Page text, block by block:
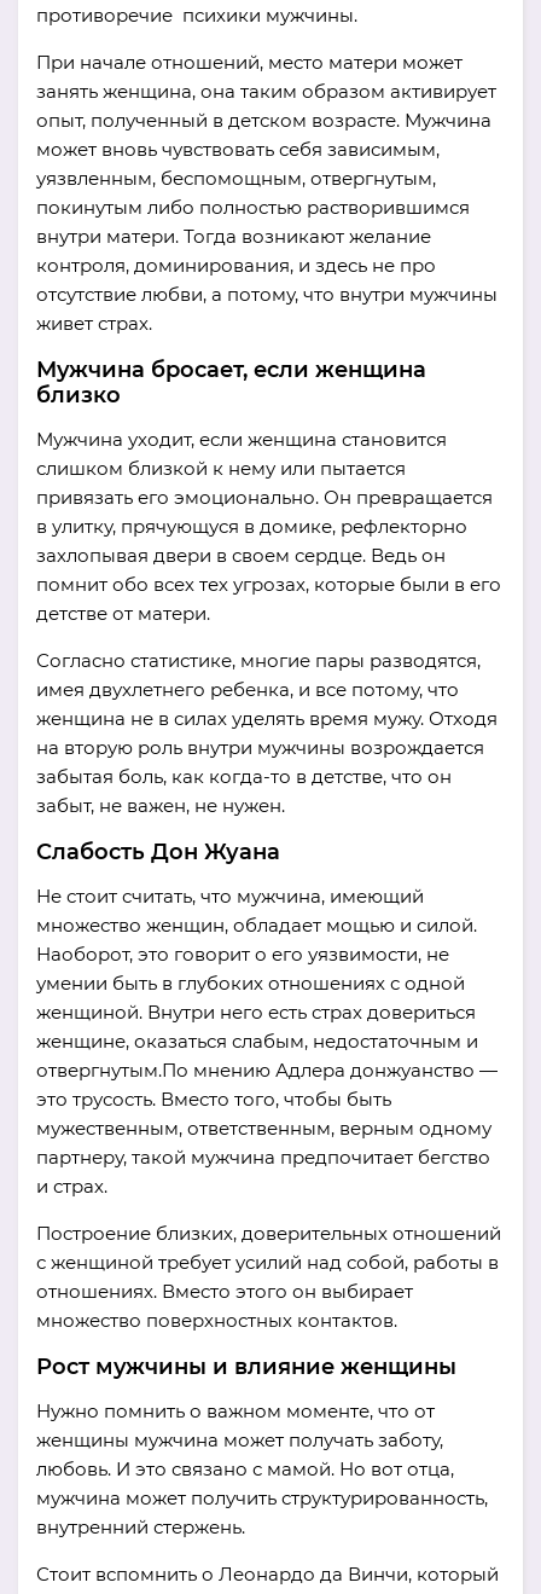
противоречие психики мужчины.
При начале отношений, место матери может
занять женщина, она таким образом активирует
опыт, полученный в детском возрасте. Мужчина
может вновь чувствовать себя зависимым,
уязвленным, беспомощным, отвергнутым,
покинутым либо полностью растворившимся
внутри матери. Тогда возникают желание
контроля, доминирования, и здесь не про
отсутствие любви, а потому, что внутри мужчины
живет страх.
Мужчина бросает, если женщина
близко
Мужчина уходит, если женщина становится
слишком близкой к нему или пытается
привязать его эмоционально. Он превращается
в улитку, прячующуся в домике, рефлекторно
захлопывая двери в своем сердце. Ведь он
помнит обо всех тех угрозах, которые были в его
детстве от матери.
Согласно статистике, многие пары разводятся,
имея двухлетнего ребенка, и все потому, что
женщина не в силах уделять время мужу. Отходя
на вторую роль внутри мужчины возрождается
забытая боль, как когда-то в детстве, что он
забыт, не важен, не нужен.
Слабость Дон Жуана
Не стоит считать, что мужчина, имеющий
множество женщин, обладает мощью и силой.
Наоборот, это говорит о его уязвимости, не
умении быть в глубоких отношениях с одной
женщиной. Внутри него есть страх довериться
женщине, оказаться слабым, недостаточным и
отвергнутым.По мнению Адлера донжуанство —
это трусость. Вместо того, чтобы быть
мужественным, ответственным, верным одному
партнеру, такой мужчина предпочитает бегство
и страх.
Построение близких, доверительных отношений
с женщиной требует усилий над собой, работы в
отношениях. Вместо этого он выбирает
множество поверхностных контактов.
Рост мужчины и влияние женщины
Нужно помнить о важном моменте, что от
женщины мужчина может получать заботу,
любовь. И это связано с мамой. Но вот отца,
мужчина может получить структурированность,
внутренний стержень.
Стоит вспомнить о Леонардо да Винчи, который